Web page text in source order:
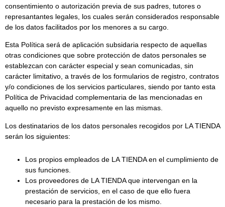
consentimiento o autorización previa de sus padres, tutores o
represantantes legales, los cuales serán considerados responsable
de los datos facilitados por los menores a su cargo.
Esta Política será de aplicación subsidaria respecto de aquellas
otras condiciones que sobre protección de datos personales se
establezcan con carácter especial y sean comunicadas, sin
carácter limitativo, a través de los formularios de registro, contratos
y/o condiciones de los servicios particulares, siendo por tanto esta
Política de Privacidad complementaria de las mencionadas en
aquello no previsto expresamente en las mismas.
Los destinatarios de los datos personales recogidos por LA TIENDA
serán los siguientes:
Los propios empleados de LA TIENDA en el cumplimiento de
sus funciones.
Los proveedores de LA TIENDA que intervengan en la
prestación de servicios, en el caso de que ello fuera
necesario para la prestación de los mismo.